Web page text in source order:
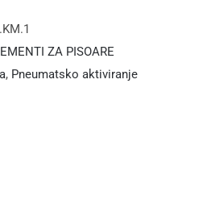
ZA PISOARE
, Pneumatsko aktiviranje